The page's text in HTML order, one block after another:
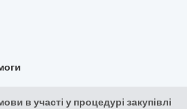
в участі у процедурі закупівлі